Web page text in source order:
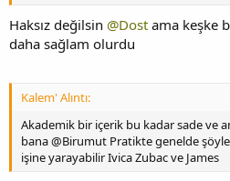
Haksız değilsin @Dost ama keşke
daha sağlam olurdu
Kalem' Alıntı:
Akademik bir içerik bu kadar sade ve
bana @Birumut Pratikte genelde
işine yarayabilir Ivica Zubac ve James